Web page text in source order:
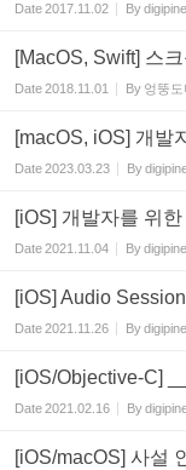
Date2017.11.02 Bydigipine
[MacOS, Swift] 스
Date2018.11.01 By 엉뚱도
[macOS, iOS] 개발
Date2023.03.23 By
[iOS] 개발자를 위
Date2021.11.04 Bydigipine
[iOS] Audio
Date2021.11.26 Bydigipine
[iOS/Objective-C]
Date2021.02.16 By
[iOS/macOS] 사설